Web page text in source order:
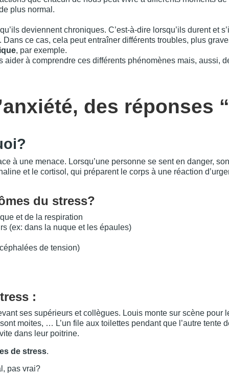
plus normal.
deviennent chroniques. C’est-à-dire lorsqu’ils durent et
Dans ce cas, cela peut entraîner différents troubles, plus
, par exemple.
aider à comprendre ces différents phénomènes mais, aussi,
des réponses
à une menace. Lorsqu’une personne se sent en danger,
et le cortisol, qui préparent le corps à une réaction
du stress?
et de la respiration
dans la nuque et les épaules)
de tension)
:
ses supérieurs et collègues. Louis monte sur scène pour
moites, … L’un file aux toilettes pendant que l’autre tente
dans leur poitrine.
de stress.
pas vrai?